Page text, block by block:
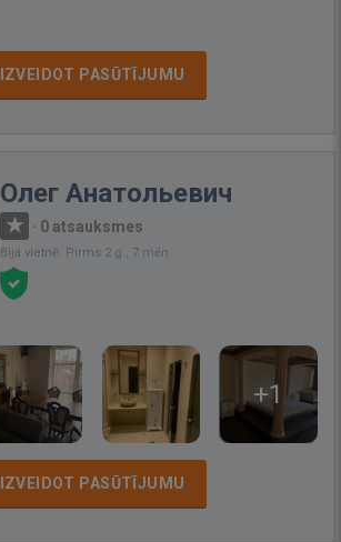
IZVEIDOT PASŪTĪJUMU
Олег Анатольевич
· 0 atsauksmes
Bija vietnē: Pirms 2 g., 7 mēn.
+1
IZVEIDOT PASŪTĪJUMU